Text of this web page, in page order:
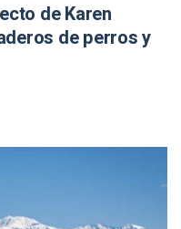
de Karen
de perros y